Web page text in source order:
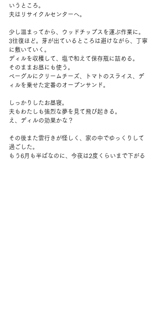
いうところ。
夫はリサイクルセンターへ。
少し温まってから、ウッドチップスを運ぶ作業に。
3往復ほど。芽が出ているところは避けながら、丁寧
に敷いていく。
ディルを収穫して、塩で和えて保存瓶に詰める。
そのままお昼にも使う。
ベーグルにクリームチーズ、トマトのスライス、デ
ィルを乗せた定番のオープンサンド。
しっかりしたお昼寝。
夫もわたしも強烈な夢を見て飛び起きる。
え、ディルの効果かな？
その後また雲行きが怪しく、家の中でゆっくりして
過ごした。
もう6月も半ばなのに、今夜は2度くらいまで下がる